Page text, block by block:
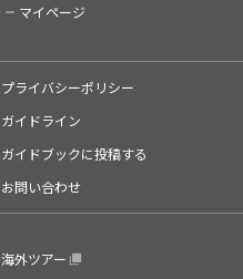
マイページ
プライバシーポリシー
ガイドライン
ガイドブックに投稿する
お問い合わせ
海外ツアー